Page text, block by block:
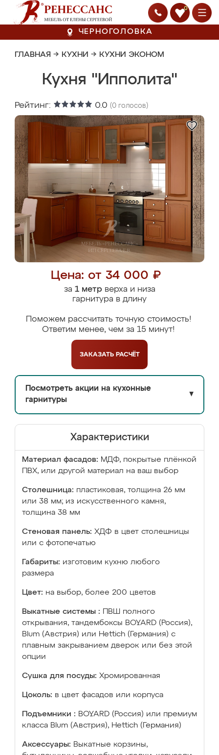
0
ЧЕРНОГОЛОВКА
ГЛАВНАЯ → КУХНИ → КУХНИ ЭКОНОМ
Кухня "Ипполита"
Рейтинг: 0.0 (0 голосов)
Цена: от 34 000 ₽
за 1 метрверха и низа
гарнитура в длину
Поможем рассчитать точную стоимость!
Ответим менее, чем за 15 минут!
ЗАКАЗАТЬ РАСЧЁТ
Посмотреть акции на кухонные
гарнитуры
▼
Характеристики
Материал фасадов: МДФ, покрытые плёнкой
ПВХ, или другой материал на ваш выбор
Столешница: пластиковая, толщина 26 мм
или 38 мм; из искусственного камня,
толщина 38 мм
Стеновая панель: ХДФ в цвет столешницы
или с фотопечатью
Габариты: изготовим кухню любого
размера
Цвет: на выбор, более 200 цветов
Выкатные системы :
ПВШ полного
открывания, тандембоксы BOYARD (Россия),
Blum (Австрия) или Hettich (Германия) с
плавным закрыванием дверок или без этой
опции
Сушка для посуды: Хромированная
Цоколь: в цвет фасадов или корпуса
Подъемники : BOYARD (Россия) или премиум
класса Blum (Австрия), Hettich (Германия)
Аксессуары: Выкатные корзины,